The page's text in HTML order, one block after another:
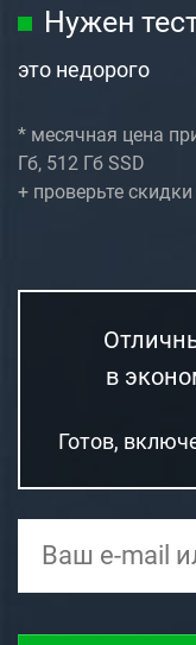
Нужен
это недорого
* месячная цена
Гб, 512 Гб SSD
+ проверьте
в
Готов,